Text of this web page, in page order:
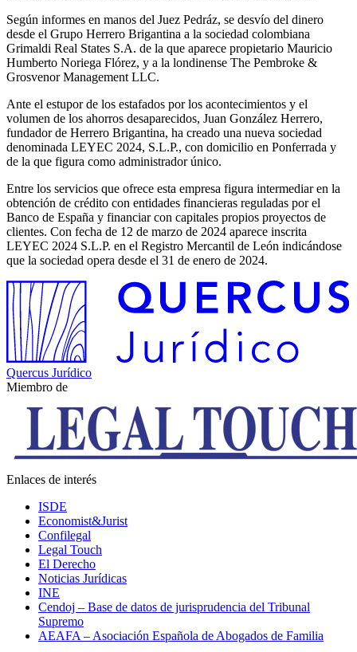
Según informes en manos del Juez Pedráz, se desvío del dinero
desde el Grupo Herrero Brigantina a la sociedad colombiana
Grimaldi Real States S.A. de la que aparece propietario Mauricio
Humberto Noriega Flórez, y a la londinense The Pembroke &
Grosvenor Management LLC.
Ante el estupor de los estafados por los acontecimientos y el
volumen de los ahorros desaparecidos, Juan González Herrero,
fundador de Herrero Brigantina, ha creado una nueva sociedad
denominada LEYEC 2024, S.L.P., con domicilio en Ponferrada y
de la que figura como administrador único.
Entre los servicios que ofrece esta empresa figura intermediar en la
obtención de crédito con entidades financieras reguladas por el
Banco de España y financiar con capitales propios proyectos de
clientes. Con fecha de 12 de marzo de 2024 aparece inscrita
LEYEC 2024 S.L.P. en el Registro Mercantil de León indicándose
que la sociedad opera desde el 31 de enero de 2024.
Quercus Jurídico
Miembro de
Enlaces de interés
ISDE
Economist&Jurist
Confilegal
Legal Touch
El Derecho
Noticias Jurídicas
INE
Cendoj – Base de datos de jurisprudencia del Tribunal
Supremo
AEAFA – Asociación Española de Abogados de Familia